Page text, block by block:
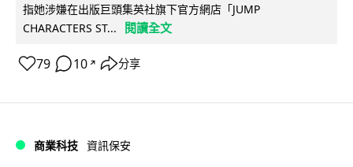
指她涉嫌在出版巨頭集英社旗下官方網店「JUMP
CHARACTERS ST...
閱讀全文
79 10 ↗ 分享
商業科技 資訊保安